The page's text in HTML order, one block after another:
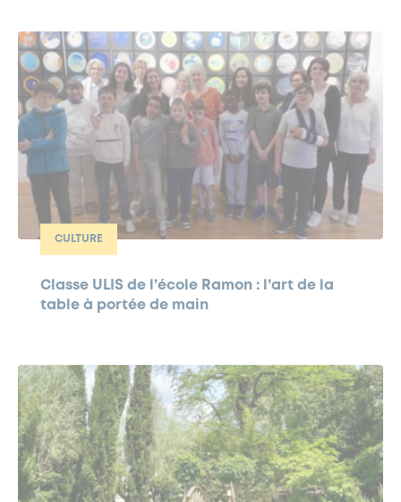
CULTURE
Classe ULIS de l’école Ramon : l’art de la
table à portée de main